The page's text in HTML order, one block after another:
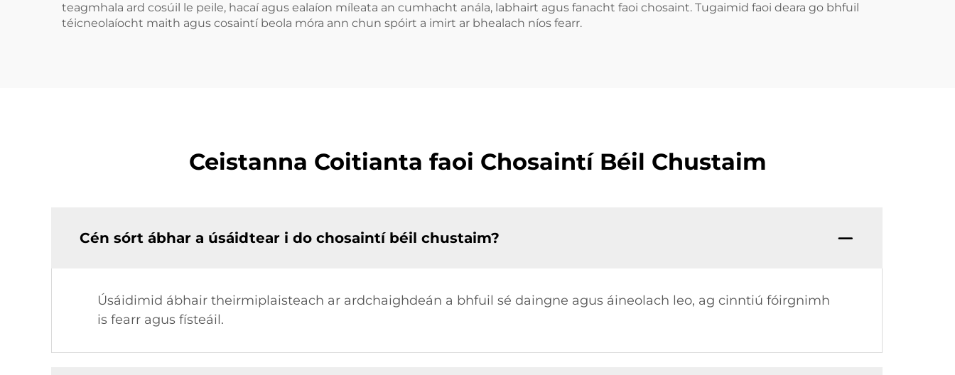
teagmhala ard cosúil le peile, hacaí agus ealaíon míleata an cumhacht anála, labhairt agus fanacht faoi chosaint. Tugaimid faoi deara go bhfuil
téicneolaíocht maith agus cosaintí beola móra ann chun spóirt a imirt ar bhealach níos fearr.
Ceistanna Coitianta faoi Chosaintí Béil Chustaim
Cén sórt ábhar a úsáidtear i do chosaintí béil chustaim?
Úsáidimid ábhair theirmiplaisteach ar ardchaighdeán a bhfuil sé daingne agus áineolach leo, ag cinntiú fóirgnimh
is fearr agus físteáil.